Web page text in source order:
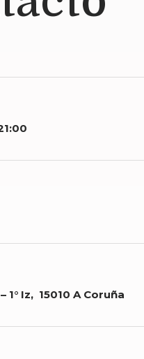
1° Iz, 15010 A Coruña